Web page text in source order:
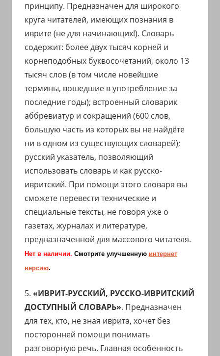
принципу. Предназначен для широкого
круга читателей, имеющих познания в
иврите (не для начинающих!). Словарь
содержит: более двух тысяч корней и
корнеподобных буквосочетаний, около 13
тысяч слов (в том числе новейшие
термины, вошедшие в употребление за
последние годы); встроенный словарик
аббревиатур и сокращений (600 слов,
большую часть из которых вы не найдёте
ни в одном из существующих словарей);
русский указатель, позволяющий
использовать словарь и как русско-
ивритский. При помощи этого словаря вы
сможете перевести технические и
специальные тексты, не говоря уже о
газетах, журналах и литературе,
предназначенной для массового читателя.
Нет в наличии. Смотрите улучшенную интернет
версию.
5. «ИВРИТ-РУССКИЙ, РУССКО-ИВРИТСКИЙ
ДОСТУПНЫЙ СЛОВАРЬ». Предназначен
для тех, кто, не зная иврита, хочет без
посторонней помощи понимать
разговорную речь. Главная особенность